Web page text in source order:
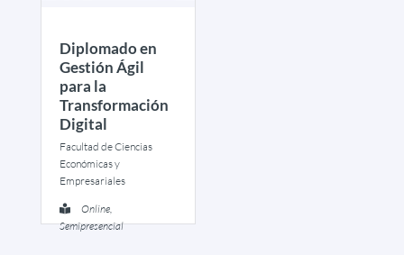
Diplomado en
Gestión Ágil
para la
Transformación
Digital
Facultad de Ciencias
Económicas y
Empresariales
Online,
Semipresencial